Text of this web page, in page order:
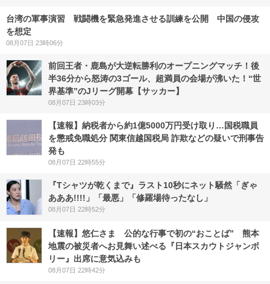
台湾の軍事演習 戦闘機を緊急発進させる訓練を公開 中国の侵攻
を想定
08月07日 23時06分
前回王者・鹿島が大逆転勝利のオープニングマッチ！後
半36分から怒涛の3ゴール、超満員の会場が沸いた！“世
界基準”のJリーグ開幕【サッカー】
08月07日 23時03分
【速報】納税者から約1億5000万円受け取り…国税職員
を懲戒免職処分 関東信越国税局 詐欺などの疑いで刑事告
発も
08月07日 22時55分
『Tシャツが乾くまで』ラスト10秒にネット騒然「ぎゃ
あああ!!!!」「最悪」「修羅場待ったなし」
08月07日 22時52分
【速報】悠仁さま 公的な行事で初の“おことば” 熊本
地震の被災者へお見舞い述べる『日本スカウトジャンボ
リー』出席に意気込みも
08月07日 22時42分